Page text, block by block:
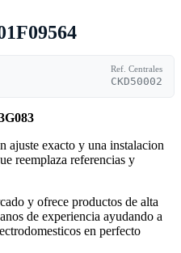
Ref. Centrales
CKD50002
ajuste exacto y una instalacion
reemplaza referencias y
y ofrece productos de alta
de experiencia ayudando a
en perfecto